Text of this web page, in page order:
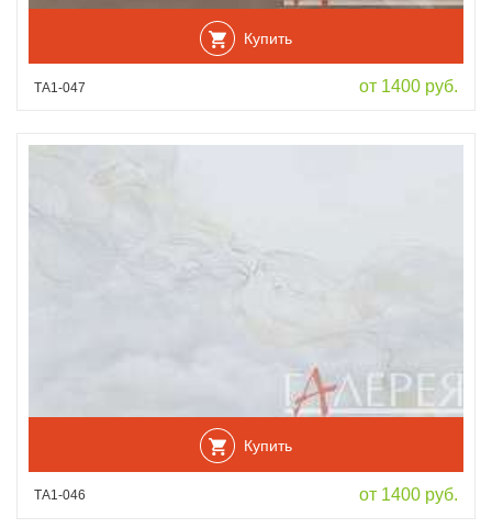
Купить
ТА1-047 от 1400 руб.
Купить
ТА1-046 от 1400 руб.